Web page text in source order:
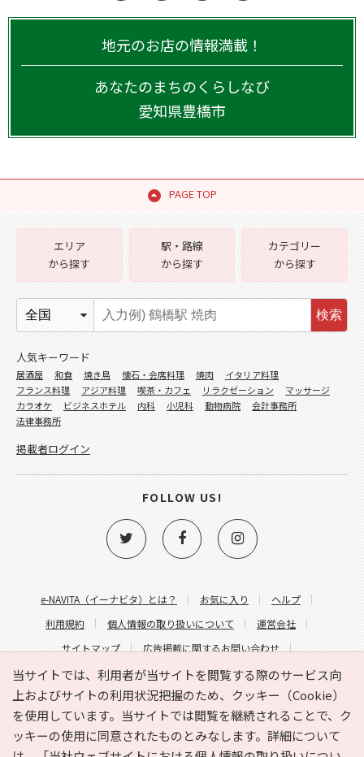
地元のお店の情報満載！
あなたのまちのくらしなび
愛知県豊橋市
PAGE TOP
当サイトでは、利用者が当サイトを閲覧する際のサービス向
上およびサイトの利用状況把握のため、クッキー（Cookie）
を使用しています。当サイトでは閲覧を継続されることで、ク
ッキーの使用に同意されたものとみなします。詳細について
e-NAVITA（イーナビタ）とは？ お気に入り
ヘルプ
利用規約
個人情報の取り扱いについて
運営会社
サイトマップ
広告掲載に関するお問い合わせ
サイトの内容に関するお問い合わせ
エリア
から探す
駅・路線
から探す
カテゴリー
から探す
検索
人気キーワード
居酒屋 和食 焼き鳥 懐石・会席料理 焼肉
イタリア料理
フランス料理
アジア料理 喫茶・カフェ リラクゼーション
マッサージ
カラオケ
ビジネスホテル 内科 小児科 動物病院
会計事務所
法律事務所
掲載者ログイン
FOLLOW US!